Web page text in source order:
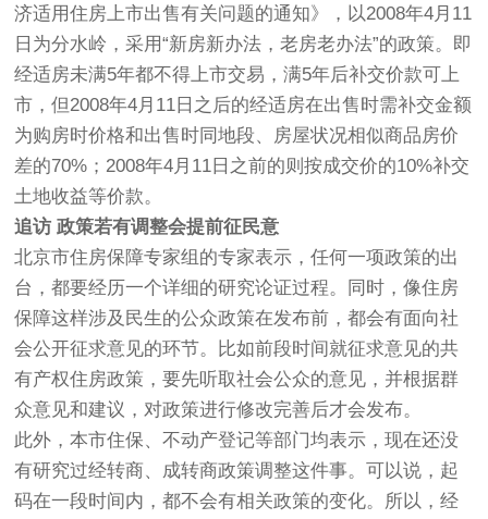
济适用住房上市出售有关问题的通知》，以2008年4月11
日为分水岭，采用“新房新办法，老房老办法”的政策。即
经适房未满5年都不得上市交易，满5年后补交价款可上
市，但2008年4月11日之后的经适房在出售时需补交金额
为购房时价格和出售时同地段、房屋状况相似商品房价
差的70%；2008年4月11日之前的则按成交价的10%补交
土地收益等价款。
追访 政策若有调整会提前征民意
北京市住房保障专家组的专家表示，任何一项政策的出
台，都要经历一个详细的研究论证过程。同时，像住房
保障这样涉及民生的公众政策在发布前，都会有面向社
会公开征求意见的环节。比如前段时间就征求意见的共
有产权住房政策，要先听取社会公众的意见，并根据群
众意见和建议，对政策进行修改完善后才会发布。
此外，本市住保、不动产登记等部门均表示，现在还没
有研究过经转商、成转商政策调整这件事。可以说，起
码在一段时间内，都不会有相关政策的变化。所以，经